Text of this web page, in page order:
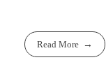
Read More